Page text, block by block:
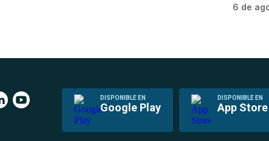
6 de
DISPONIBLE EN
Google Play
DISPONIBLE EN
App Store